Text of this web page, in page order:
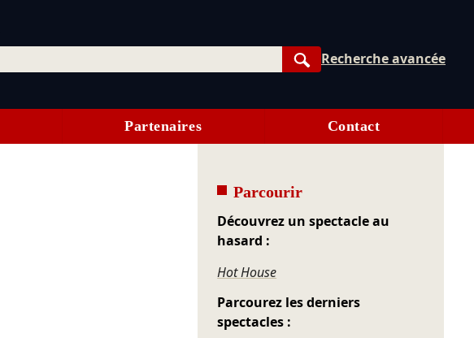
Rechercher
Recherche avancée
Partenaires Contact
Parcourir
Découvrez un spectacle au
hasard :
Hot House
Parcourez les derniers
spectacles :